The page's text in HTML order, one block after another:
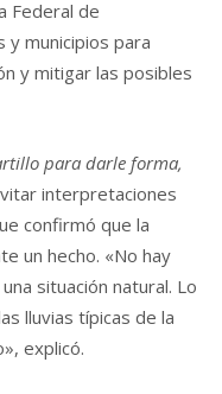
Federal de
y municipios para
y mitigar las posibles
para darle forma,
interpretaciones
confirmó que la
un hecho. «No hay
situación natural. Lo
lluvias típicas de la
explicó.